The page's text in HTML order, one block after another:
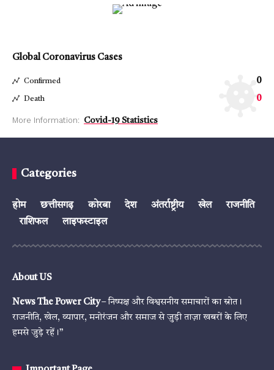
Global Coronavirus Cases
Confirmed 0
Death 0
More Information: Covid-19 Statistics
Categories
होम छत्तीसगढ़ कोरबा देश अंतर्राष्ट्रीय खेल
राजनीति
राशिफल
लाइफस्टाइल
About US
News The Power City– निष्पक्ष और विश्वसनीय समाचारों का स्रोत।
राजनीति, खेल, व्यापार, मनोरंजन और समाज से जुड़ी ताज़ा खबरों के लिए
हमसे जुड़े रहें।”